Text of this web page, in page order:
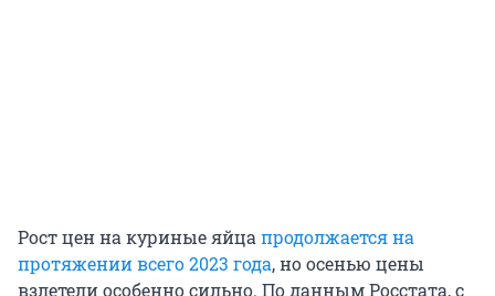
Рост цен на куриные яйцапродолжается на
протяжении всего 2023 года, но осенью цены
взлетели особенно сильно. По данным Росстата, с